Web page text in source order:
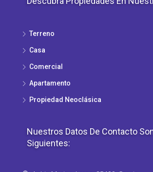
Terreno
Casa
Comercial
Apartamento
Propiedad Νeoclásica
Nuestros Datos De Contacto
Siguientes: